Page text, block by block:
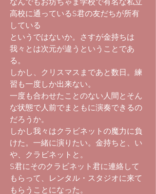
なんでもお坊ちゃま学校で有名な私立
高校に通っているS君の友だちが所有
している
というではないか。さすが金持ちは
我々とは次元が違うということであ
る。
しかし、クリスマスまであと数日。練
習も一度しか出来ない。
一度も合わせたことのない人間とそん
な状態で人前でまともに演奏できるの
だろうか。
しかし我々はクラビネットの魔力に負
けた。一緒に演りたい。金持ちと、い
や、クラビネットと。
S君にそのクラビネット君に連絡して
もらって、レンタル・スタジオに来て
もらうことになった。